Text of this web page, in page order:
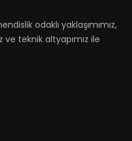
odaklı yaklaşımımız,
teknik altyapımız ile